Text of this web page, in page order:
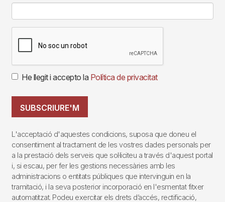
He llegit i accepto la Política de privacitat
SUBSCRIURE'M
L'acceptació d'aquestes condicions, suposa que doneu el
consentiment al tractament de les vostres dades personals per
a la prestació dels serveis que sol·liciteu a través d'aquest portal
i, si escau, per fer les gestions necessàries amb les
administracions o entitats públiques que intervinguin en la
tramitació, i la seva posterior incorporació en l'esmentat fitxer
automatitzat. Podeu exercitar els drets d’accés, rectificació,